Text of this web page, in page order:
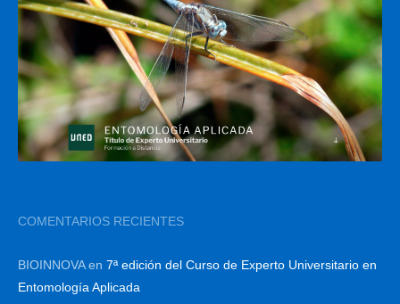
COMENTARIOS RECIENTES
BIOINNOVAen 7ª edición del Curso de Experto Universitario en
Entomología Aplicada